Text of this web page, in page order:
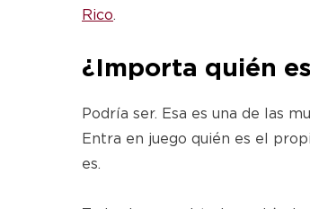
Rico.
¿Importa quién
Podría ser. Esa es una de las
Entra en juego quién es el
es.